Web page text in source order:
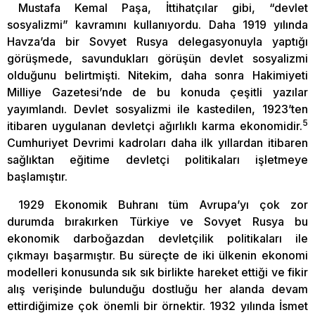
Mustafa Kemal Paşa, İttihatçılar gibi, “devlet
sosyalizmi” kavramını kullanıyordu. Daha 1919 yılında
Havza’da bir Sovyet Rusya delegasyonuyla yaptığı
görüşmede, savundukları görüşün devlet sosyalizmi
olduğunu belirtmişti. Nitekim, daha sonra Hakimiyeti
Milliye Gazetesi’nde de bu konuda çeşitli yazılar
yayımlandı. Devlet sosyalizmi ile kastedilen, 1923’ten
itibaren uygulanan devletçi ağırlıklı karma ekonomidir.5
Cumhuriyet Devrimi kadroları daha ilk yıllardan itibaren
sağlıktan eğitime devletçi politikaları işletmeye
başlamıştır.
1929 Ekonomik Buhranı tüm Avrupa’yı çok zor
durumda bırakırken Türkiye ve Sovyet Rusya bu
ekonomik darboğazdan devletçilik politikaları ile
çıkmayı başarmıştır. Bu süreçte de iki ülkenin ekonomi
modelleri konusunda sık sık birlikte hareket ettiği ve fikir
alış verişinde bulunduğu dostluğu her alanda devam
ettirdiğimize çok önemli bir örnektir. 1932 yılında İsmet